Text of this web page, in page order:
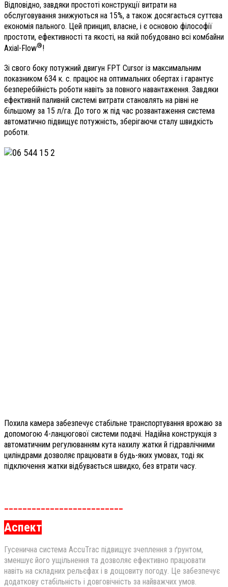
Відповідно, завдяки простоті конструкції витрати на
обслуговування знижуються на 15%, а також досягається суттєва
економія пального. Цей принцип, власне, і є основою філософії
простоти, ефективності та якості, на якій побудовано всі комбайни
Axial-Flow®!
Зі свого боку потужний двигун FPT Cursor із максимальним
показником 634 к. с. працює на оптимальних обертах і гарантує
безперебійність роботи навіть за повного навантаження. Завдяки
ефективній паливній системі витрати становлять на рівні не
більшому за 15 л/га. До того ж під час розвантаження система
автоматично підвищує потужність, зберігаючи сталу швидкість
роботи.
Похила камера забезпечує стабільне транспортування врожаю за
допомогою 4-ланцюгової системи подачі. Надійна конструкція з
автоматичним регулюванням кута нахилу жатки й гідравлічними
циліндрами дозволяє працювати в будь-яких умовах, тоді як
підключення жатки відбувається швидко, без втрати часу.
__________________________
Аспект
Гусенична система AccuTrac підвищує зчеплення з ґрунтом,
зменшує його ущільнення та дозволяє ефективно працювати
навіть на складних рельєфах і в дощовиту погоду. Це забезпечує
додаткову стабільність і довговічність за найважчих умов.